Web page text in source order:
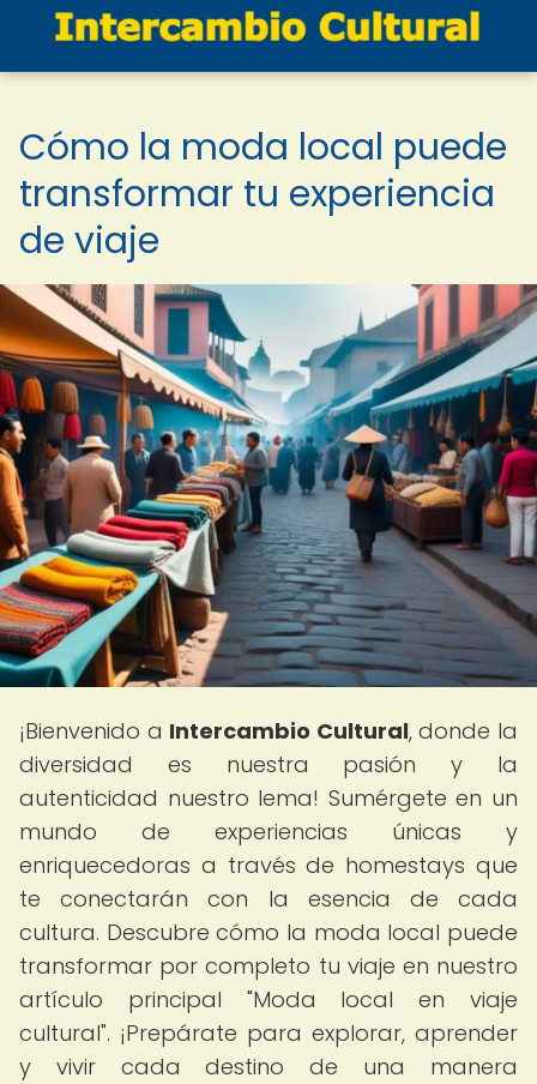
Cómo la moda local puede
transformar tu experiencia
de viaje
¡Bienvenido a Intercambio Cultural, donde la
diversidad es nuestra pasión y la
autenticidad nuestro lema! Sumérgete en un
mundo de experiencias únicas y
enriquecedoras a través de homestays que
te conectarán con la esencia de cada
cultura. Descubre cómo la moda local puede
transformar por completo tu viaje en nuestro
artículo principal "Moda local en viaje
cultural". ¡Prepárate para explorar, aprender
y vivir cada destino de una manera